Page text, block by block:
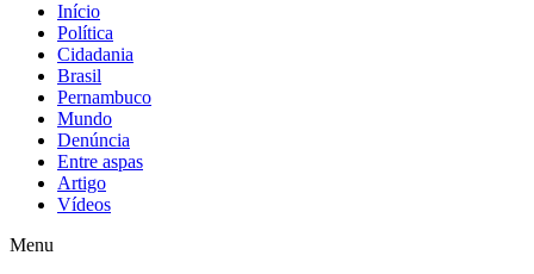
Início
Política
Cidadania
Brasil
Pernambuco
Mundo
Denúncia
Entre aspas
Artigo
Vídeos
Menu